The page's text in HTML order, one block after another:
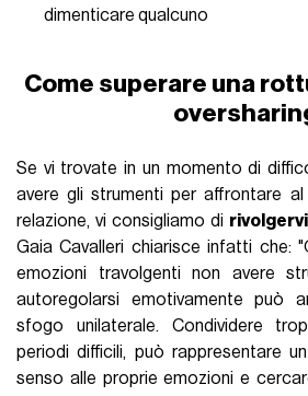
dimenticare qualcuno
Come superare una
Se vi trovate in un momento di
avere gli strumenti per affrontare
relazione, vi consigliamo di
Gaia Cavalleri chiarisce infatti che:
emozioni travolgenti non avere
autoregolarsi emotivamente può
sfogo unilaterale. Condividere
periodi difficili, può rappresentare
senso alle proprie emozioni e